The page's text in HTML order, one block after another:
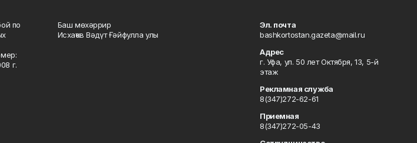
по
г.
Баш мөхәррир
Исхаҡов Вәдүт Ғәйфулла улы
Эл. почта
bashkortostan.gazeta@mail.ru
Адрес
г. Уфа, ул. 50 лет Октября, 13, 5-й
этаж
Рекламная служба
8(347)272-62-61
Приемная
8(347)272-05-43